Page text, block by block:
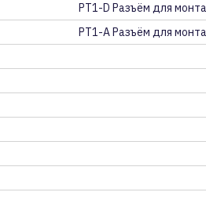
PT1-D Разъём для
PT1-A Разъём для